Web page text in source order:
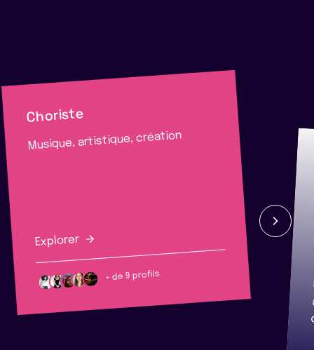
Choriste
Musique, artistique, création
Explorer
+ de 9 profils